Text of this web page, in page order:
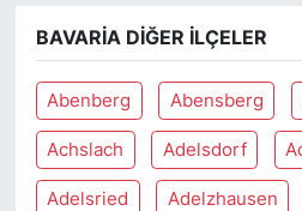
BAVARIA DIĞER İLÇELER
Abenberg Abensberg
Achslach Adelsdorf
Adelsried Adelzhausen